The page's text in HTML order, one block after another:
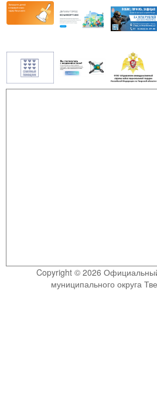
Copyright © 2026
муниципального округа